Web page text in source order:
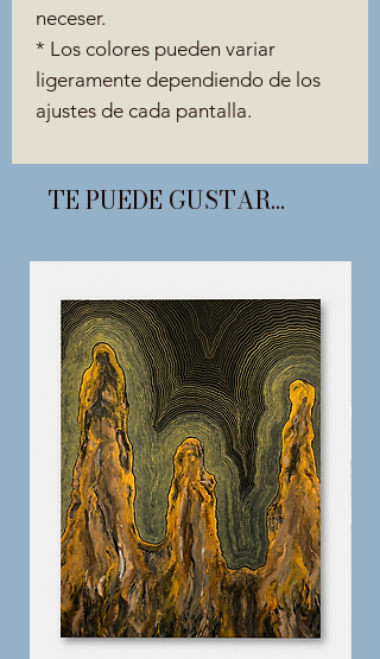
neceser.
* Los colores pueden variar
ligeramente dependiendo de los
ajustes de cada pantalla.
TE PUEDE GUSTAR...